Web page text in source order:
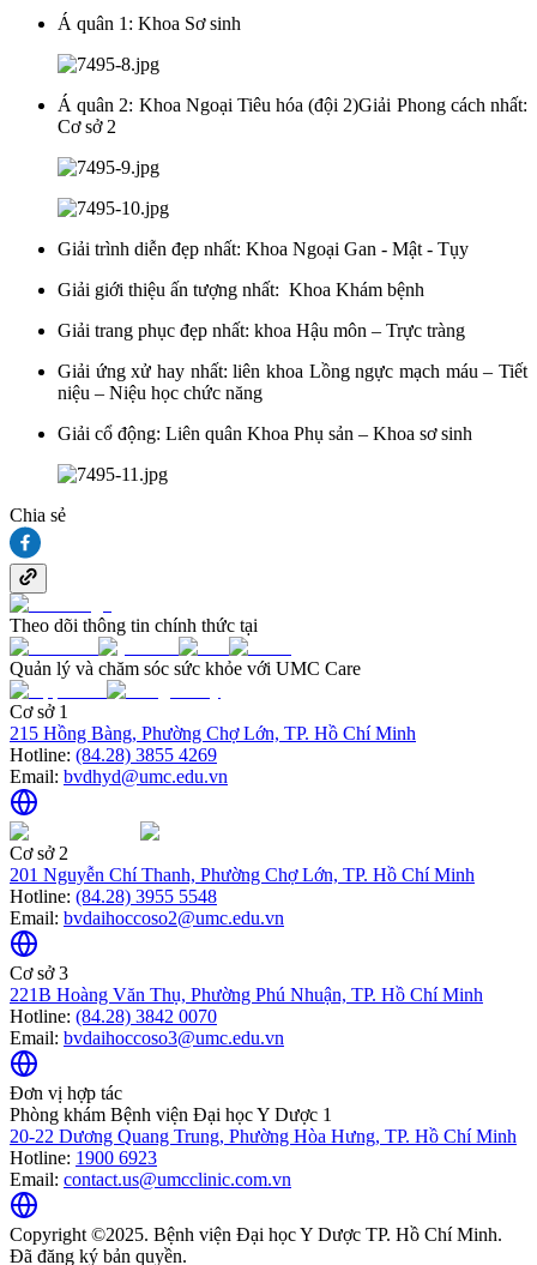
Á quân 1: Khoa Sơ sinh
Á quân 2: Khoa Ngoại Tiêu hóa (đội 2)Giải Phong cách nhất:
Cơ sở 2
Giải trình diễn đẹp nhất: Khoa Ngoại Gan - Mật - Tụy
Giải giới thiệu ấn tượng nhất: Khoa Khám bệnh
Giải trang phục đẹp nhất: khoa Hậu môn – Trực tràng
Giải ứng xử hay nhất: liên khoa Lồng ngực mạch máu – Tiết
niệu – Niệu học chức năng
Giải cổ động: Liên quân Khoa Phụ sản – Khoa sơ sinh
Chia sẻ
Theo dõi thông tin chính thức tại
Quản lý và chăm sóc sức khỏe với UMC Care
Cơ sở 1
215 Hồng Bàng, Phường Chợ Lớn, TP. Hồ Chí Minh
Hotline: (84.28) 3855 4269
Email: bvdhyd@umc.edu.vn
Cơ sở 2
201 Nguyễn Chí Thanh, Phường Chợ Lớn, TP. Hồ Chí Minh
Hotline: (84.28) 3955 5548
Email: bvdaihoccoso2@umc.edu.vn
Cơ sở 3
221B Hoàng Văn Thụ, Phường Phú Nhuận, TP. Hồ Chí Minh
Hotline: (84.28) 3842 0070
Email: bvdaihoccoso3@umc.edu.vn
Đơn vị hợp tác
Phòng khám Bệnh viện Đại học Y Dược 1
20-22 Dương Quang Trung, Phường Hòa Hưng, TP. Hồ Chí Minh
Hotline: 1900 6923
Email: contact.us@umcclinic.com.vn
Copyright ©2025. Bệnh viện Đại học Y Dược TP. Hồ Chí Minh.
Đã đăng ký bản quyền.